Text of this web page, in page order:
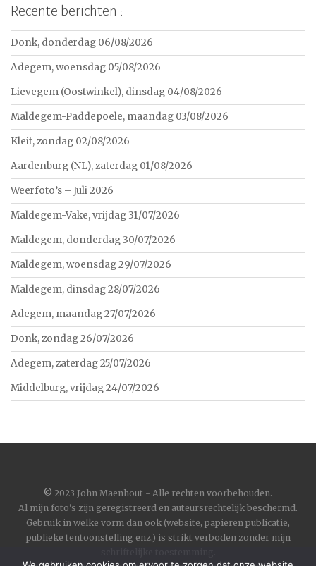
Recente berichten :
Donk, donderdag 06/08/2026
Adegem, woensdag 05/08/2026
Lievegem (Oostwinkel), dinsdag 04/08/2026
Maldegem-Paddepoele, maandag 03/08/2026
Kleit, zondag 02/08/2026
Aardenburg (NL), zaterdag 01/08/2026
Weerfoto’s – Juli 2026
Maldegem-Vake, vrijdag 31/07/2026
Maldegem, donderdag 30/07/2026
Maldegem, woensdag 29/07/2026
Maldegem, dinsdag 28/07/2026
Adegem, maandag 27/07/2026
Donk, zondag 26/07/2026
Adegem, zaterdag 25/07/2026
Middelburg, vrijdag 24/07/2026
© 2023 John Maenhout - Alle rechten voorbehouden.
Al mijn foto's zijn geregistreerd en auteursrechtelijk beschermd.
Gebruik in welke vorm dan ook (website, papieren publicatie,
publieke tentoonstelling enz.) is strikt verboden zonder mijn